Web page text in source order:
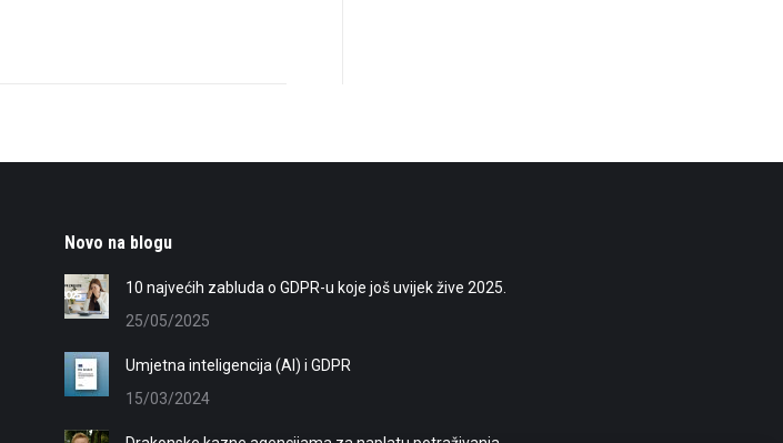
Novo na blogu
10 najvećih zabluda o GDPR-u koje još uvijek žive 2025.
25/05/2025
Umjetna inteligencija (AI) i GDPR
15/03/2024